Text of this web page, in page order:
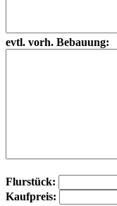
evtl. vorh. Bebauung:
Flurstück:
Kaufpreis: